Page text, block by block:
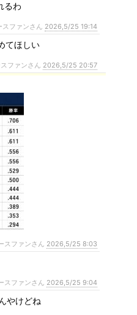
るわ
ファンさん 2026,5/25 19:14
てほしい
ファンさん 2026,5/25 20:57
スファンさん 2026,5/25 8:03
スファンさん 2026,5/25 9:04
やけどね